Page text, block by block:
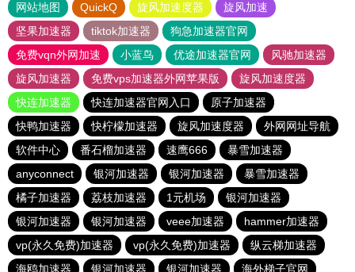
网站地图 QuickQ 旋风加速度器
旋风加速
坚果加速器
tiktok加速器
狗急加速器官网
免费vqn外网加速
小蓝鸟 优途加速器官网
风驰加速器
旋风加速器
免费vps加速器外网苹果版
旋风加速度器
快连加速器
快连加速器官网入口
原子加速器
快鸭加速器
快柠檬加速器 旋风加速度器
外网网址导航
软件中心
番石榴加速器 速鹰666
暴雪加速器
anyconnect
银河加速器 银河加速器
暴雪加速器
橘子加速器
荔枝加速器 1元机场
银河加速器
银河加速器
银河加速器 veee加速器
hammer加速器
vp(永久免费)加速器
vp(永久免费)加速器
纵云梯加速器
海鸥加速器
银河加速器 银河加速器 海外梯子官网